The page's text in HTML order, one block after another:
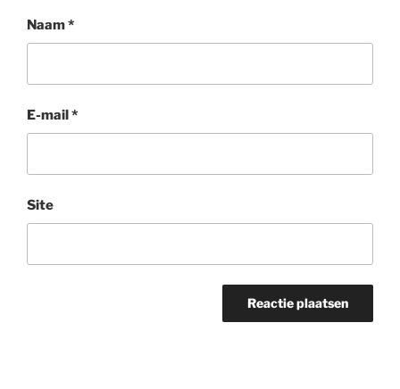
Naam*
E-mail *
Site